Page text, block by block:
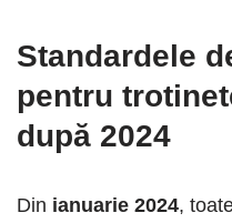
Standardele
pentru
după 2024
Din ianuarie 2024,